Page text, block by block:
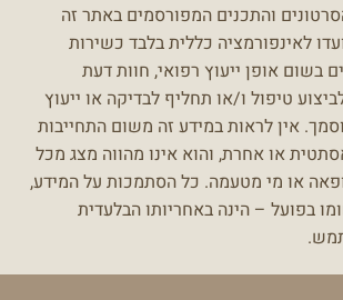
והתכנים המפורסמים באתר זה
לאינפורמציה כללית בלבד כשירות
בשום אופן ייעוץ רפואי, חוות דעת
טיפול ו/או תחליף לבדיקה או ייעוץ
אין לראות במידע זה משום התחייבות
או אחרת, והוא אינו מהווה מצג מכל
או מי מטעמה. כל הסתמכות על המידע,
בפועל – הינה באחריותו הבלעדית